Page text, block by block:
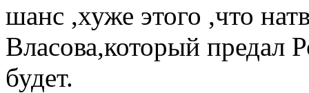
шанс ,хуже этого ,что
Власова,который
будет.